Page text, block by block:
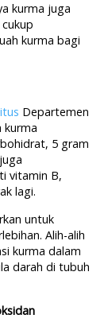
kurma juga
kurma bagi
Departemen
kurma
5 gram
vitamin B,
lagi.
untuk
Alih-alih
kurma dalam
darah di tubuh